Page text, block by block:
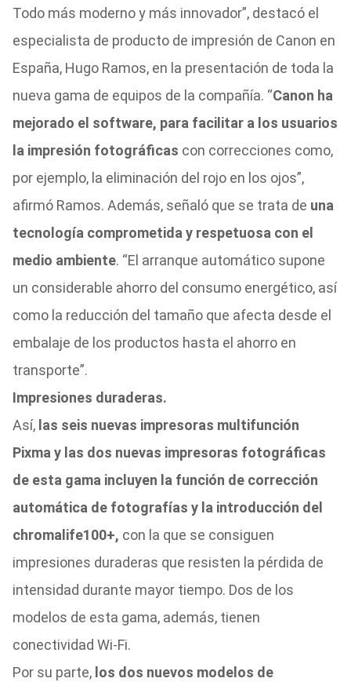
Todo más moderno y más innovador”, destacó el
especialista de producto de impresión de Canon en
España, Hugo Ramos, en la presentación de toda la
nueva gama de equipos de la compañía. “Canon ha
mejorado el software, para facilitar a los usuarios
la impresión fotográficas con correcciones como,
por ejemplo, la eliminación del rojo en los ojos”,
afirmó Ramos. Además, señaló que se trata de una
tecnología comprometida y respetuosa con el
medio ambiente. “El arranque automático supone
un considerable ahorro del consumo energético, así
como la reducción del tamaño que afecta desde el
embalaje de los productos hasta el ahorro en
transporte”.
Impresiones duraderas.
Así, las seis nuevas impresoras multifunción
Pixma y las dos nuevas impresoras fotográficas
de esta gama incluyen la función de corrección
automática de fotografías y la introducción del
chromalife100+, con la que se consiguen
impresiones duraderas que resisten la pérdida de
intensidad durante mayor tiempo. Dos de los
modelos de esta gama, además, tienen
conectividad Wi-Fi.
Por su parte, los dos nuevos modelos de